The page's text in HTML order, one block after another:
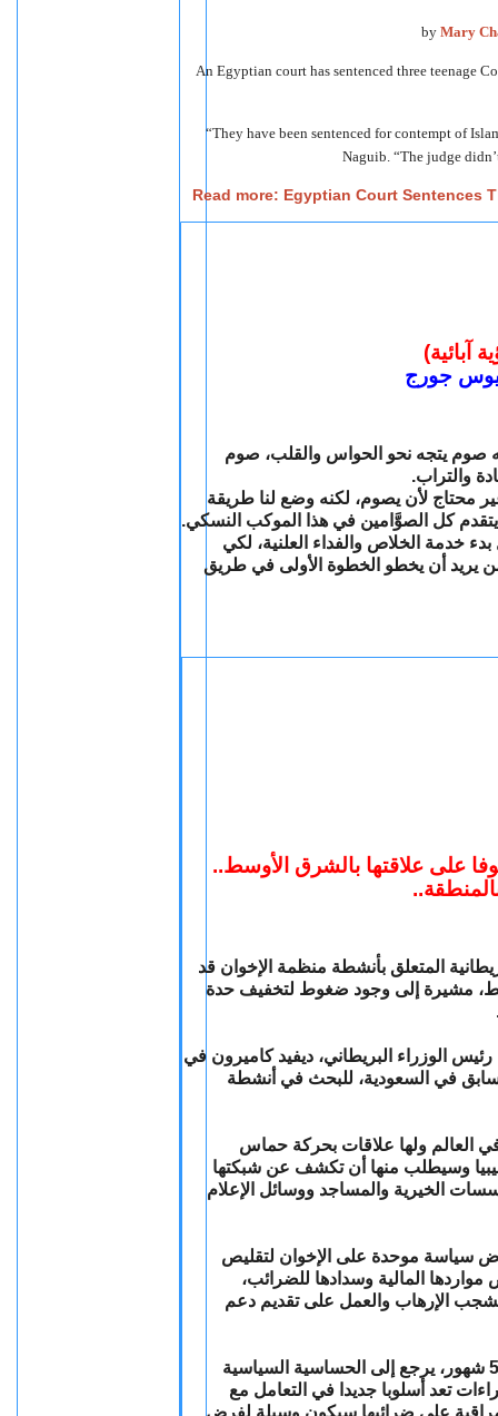
by Mary
An Egyptian court has sentenced three teenage
“They have been sentenced for contempt of
Naguib. “The judge
Read more: Egyptian Court Sentences
آبائية)
جورج
صوم يتجه نحو الحواس والقلب، صوم
والتراب.
محتاج لأن يصوم، لكنه وضع لنا طريقة
يتقدم كل الصوَّامين في هذا الموكب النسكي.
خدمة الخلاص والفداء العلنية، لكي
يريد أن يخطو الخطوة الأولى في طريق
على علاقتها بالشرق الأوسط..
المتعلق بأنشطة منظمة الإخوان قد
مشيرة إلى وجود ضغوط لتخفيف حدة
الوزراء البريطاني، ديفيد كاميرون في
في السعودية، للبحث في أنشطة
العالم ولها علاقات بحركة حماس
وسيطلب منها أن تكشف عن شبكتها
الخيرية والمساجد ووسائل الإعلام
سياسة موحدة على الإخوان لتقليص
المالية وسدادها للضرائب،
بشجب الإرهاب والعمل على تقديم دعم
ولفتت الصحيفة إلى أن سبب تأخير نشر التقرير لمدة 5 شهور، يرجع إلى الحساسية السياسية
تعد أسلوبا جديدا في التعامل مع